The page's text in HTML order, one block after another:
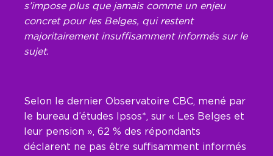
s’impose plus que jamais comme un enjeu
concret pour les Belges, qui restent
majoritairement insuffisamment informés sur le
sujet.
Selon le dernier Observatoire CBC, mené par
le bureau d’études Ipsos*, sur « Les Belges et
leur pension », 62 % des répondants
déclarent ne pas être suffisamment informés